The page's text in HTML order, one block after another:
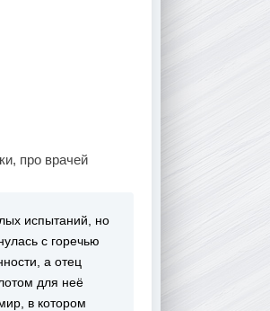
про врачей
испытаний, но
с горечью
а отец
для неё
в котором